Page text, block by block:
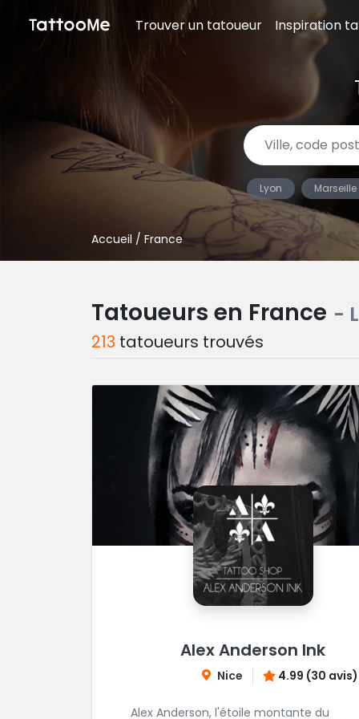
Trouver un tatoueur Inspiration
Lyon Marseille
Accueil / France
Tatoueurs en France -
213 tatoueurs trouvés
Alex Anderson Ink
Nice 4.99 (30 avis)
Alex Anderson, l'étoile montante du